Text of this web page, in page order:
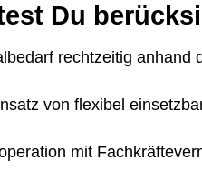
Du
rechtzeitig anhand
von flexibel
mit